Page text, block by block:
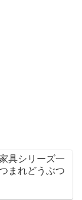
具シリーズ一
まれどうぶつ